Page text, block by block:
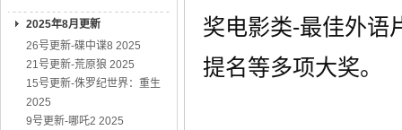
2025年8月更新
26号更新-碟中谍8 2025
21号更新-荒原狼 2025
15号更新-侏罗纪世界：重生
2025
9号更新-哪吒2 2025
奖电影类-最佳外语
提名等多项大奖。